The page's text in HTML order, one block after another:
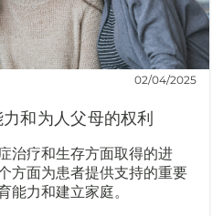
02/04/2025
和为人父母的权利
治疗和生存方面取得的进
方面为患者提供支持的重要
能力和建立家庭。